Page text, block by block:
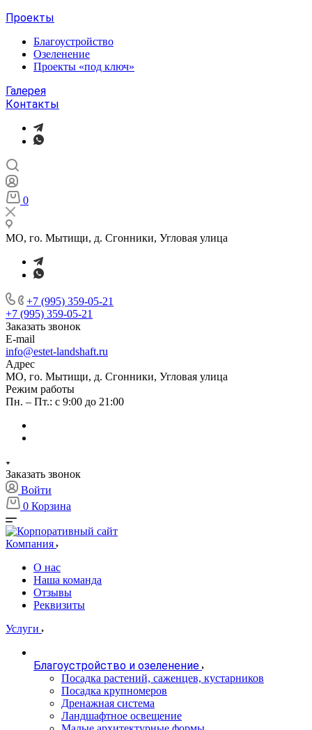
Проекты
Благоустройство
Озеленение
Проекты «под ключ»
Галерея
Контакты
0
МО, го. Мытищи, д. Сгонники, Угловая улица
+7 (995) 359-05-21
+7 (995) 359-05-21
Заказать звонок
E-mail
info@estet-landshaft.ru
Адрес
МО, го. Мытищи, д. Сгонники, Угловая улица
Режим работы
Пн. – Пт.: с 9:00 до 21:00
Заказать звонок
Войти
0 Корзина
Компания
О нас
Наша команда
Отзывы
Реквизиты
Услуги
Благоустройство и озеленение
Посадка растений, саженцев, кустарников
Посадка крупномеров
Дренажная система
Ландшафтное освещение